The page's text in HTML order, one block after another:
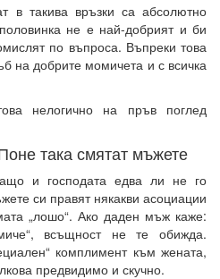
в такива връзки са абсолютно
не е най-добрият и би
по въпроса. Въпреки това
на добрите момичета и с всичка
нелогично на пръв поглед
така смятат мъжете
и господата едва ли не го
си правят някакви асоциации
„лошо“. Ако даден мъж каже:
всъщност не те обижда.
комплимент към жената,
предвидимо и скучно.